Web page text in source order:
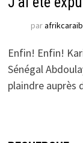
par
Enfin! Enfin!
Sénégal
plaindre auprès